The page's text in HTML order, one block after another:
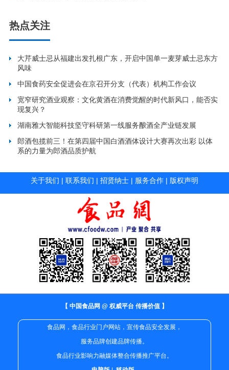
热点关注
大芹威士忌从福建出发扎根广东，开启中国单一麦芽威士忌东方
风味
中国食药安全促进会在京召开分支（代表）机构工作会议
宽窄研究酒业观察：文化黄酒在消费觉醒的时代新风口，能否实
现复兴？
湖南雅大智能科技坚守科研第一线服务酿酒全产业链发展
郎酒包揽前三！在第四届中国白酒酒体设计大赛再次出彩 以体
系的力量为郎酒品质护航
关于我们 | 联系我们 | 招贤纳士 | 服务合作 | 版权声明
【 中国食品网 @ 权威平台 传播价值 】
食品网，食品行业门户网站，宣传食品安全发展，
服务品牌创建品牌传播。
食品行业影响力融媒体整合传播推广平台。